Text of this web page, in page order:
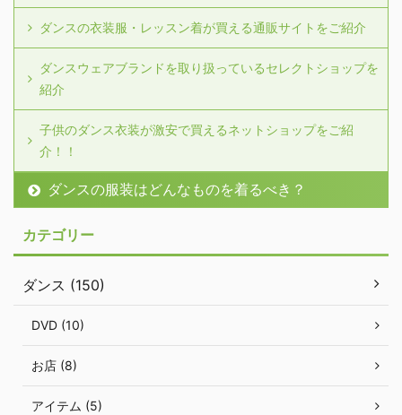
ダンスの衣装服・レッスン着が買える通販サイトをご紹介
ダンスウェアブランドを取り扱っているセレクトショップを
紹介
子供のダンス衣装が激安で買えるネットショップをご紹
介！！
ダンスの服装はどんなものを着るべき？
カテゴリー
ダンス (150)
DVD (10)
お店 (8)
アイテム (5)